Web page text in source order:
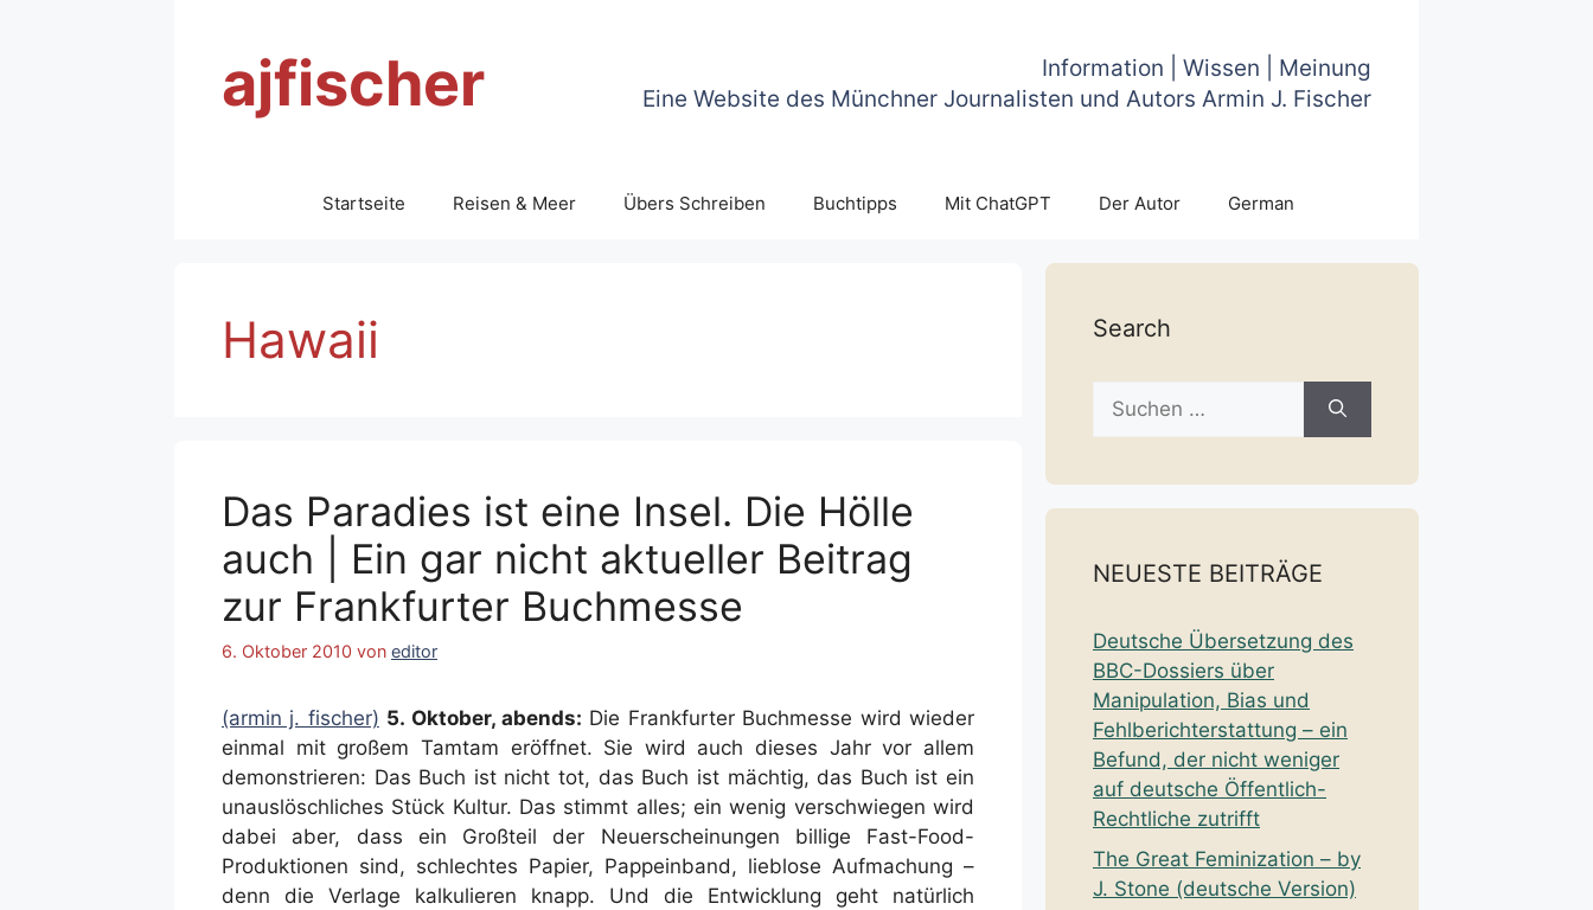
ajfischer
Information | Wissen | Meinung
Eine Website des Münchner Journalisten und Autors Armin J. Fischer
Startseite Reisen & Meer Übers Schreiben Buchtipps Mit ChatGPT Der Autor German
Hawaii
Das Paradies ist eine Insel. Die Hölle
auch | Ein gar nicht aktueller Beitrag
zur Frankfurter Buchmesse
6. Oktober 2010 von editor
(armin j. fischer) 5. Oktober, abends: Die Frankfurter Buchmesse wird wieder
einmal mit großem Tamtam eröffnet. Sie wird auch dieses Jahr vor allem
demonstrieren: Das Buch ist nicht tot, das Buch ist mächtig, das Buch ist ein
unauslöschliches Stück Kultur. Das stimmt alles; ein wenig verschwiegen wird
dabei aber, dass ein Großteil der Neuerscheinungen billige Fast-Food-
Produktionen sind, schlechtes Papier, Pappeinband, lieblose Aufmachung –
denn die Verlage kalkulieren knapp. Und die Entwicklung geht natürlich
Search
Suche
nach:
NEUESTE BEITRÄGE
Deutsche Übersetzung des
BBC-Dossiers über
Manipulation, Bias und
Fehlberichterstattung – ein
Befund, der nicht weniger
auf deutsche Öffentlich-
Rechtliche zutrifft
The Great Feminization – by
J. Stone (deutsche Version)